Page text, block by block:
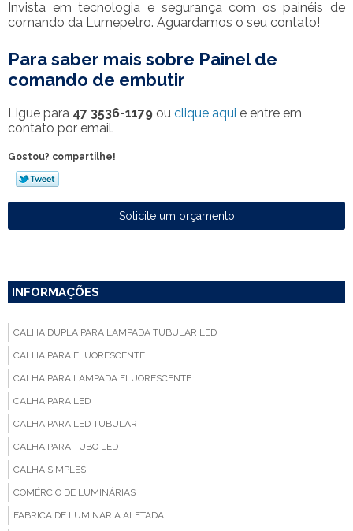
Invista em tecnologia e segurança com os painéis de
comando da Lumepetro. Aguardamos o seu contato!
Para saber mais sobre Painel de
comando de embutir
Ligue para 47 3536-1179 ou clique aqui e entre em
contato por email.
Gostou? compartilhe!
Solicite um orçamento
INFORMAÇÕES
CALHA DUPLA PARA LAMPADA TUBULAR LED
CALHA PARA FLUORESCENTE
CALHA PARA LAMPADA FLUORESCENTE
CALHA PARA LED
CALHA PARA LED TUBULAR
CALHA PARA TUBO LED
CALHA SIMPLES
COMÉRCIO DE LUMINÁRIAS
FABRICA DE LUMINARIA ALETADA